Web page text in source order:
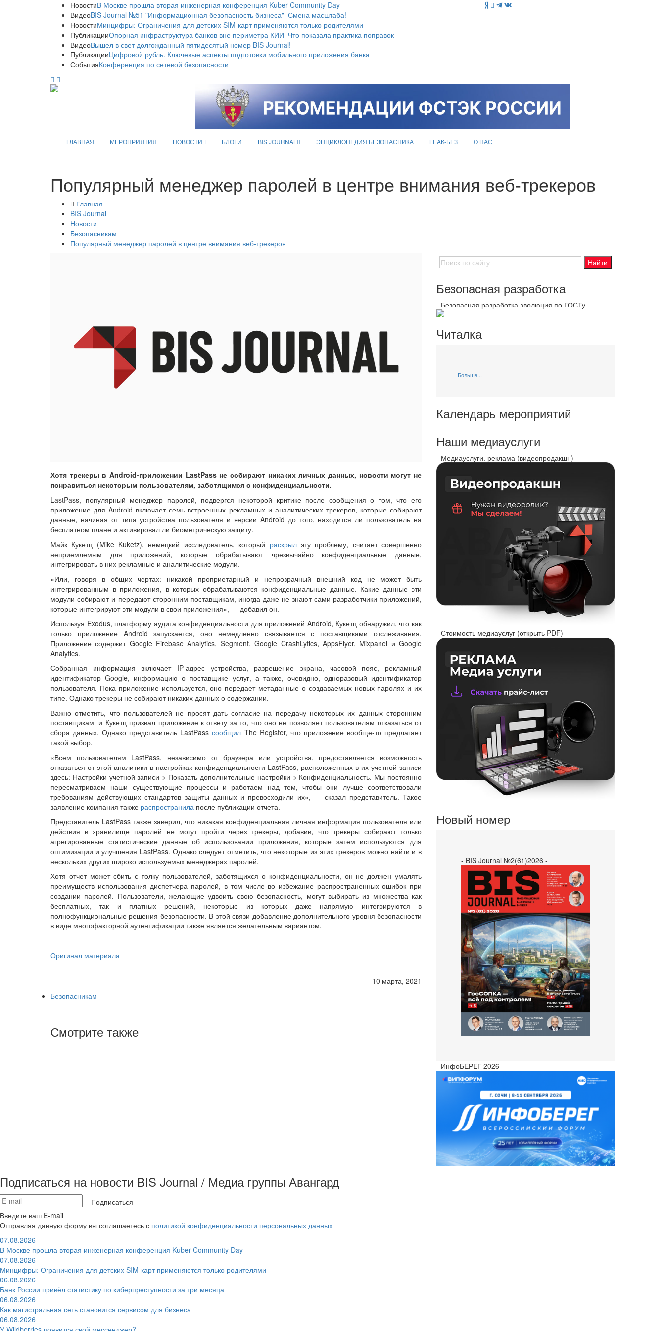
НовостиВ Москве прошла вторая инженерная конференция Kuber Community Day
ВидеоBIS Journal №51 "Информационная безопасность бизнеса". Смена масштаба!
НовостиМинцифры: Ограничения для детских SIM-карт применяются только родителями
ПубликацииОпорная инфраструктура банков вне периметра КИИ. Что показала практика поправок
ВидеоВышел в свет долгожданный пятидесятый номер BIS Journal!
ПубликацииЦифровой рубль. Ключевые аспекты подготовки мобильного приложения банка
СобытияКонференция по сетевой безопасности
ГЛАВНАЯ МЕРОПРИЯТИЯ НОВОСТИ БЛОГИ BIS JOURNAL ЭНЦИКЛОПЕДИЯ БЕЗОПАСНИКА LEAK-БЕЗ О НАС
Популярный менеджер паролей в центре внимания веб-трекеров
Главная
BIS Journal
Новости
Безопасникам
Популярный менеджер паролей в центре внимания веб-трекеров
Хотя трекеры в Android-приложении LastPass не собирают никаких личных данных, новости могут не
понравиться некоторым пользователям, заботящимся о конфиденциальности.
LastPass, популярный менеджер паролей, подвергся некоторой критике после сообщения о том, что его
приложение для Android включает семь встроенных рекламных и аналитических трекеров, которые собирают
данные, начиная от типа устройства пользователя и версии Android до того, находится ли пользователь на
бесплатном плане и активировал ли биометрическую защиту.
Майк Кукетц (Mike Kuketz), немецкий исследователь, который раскрылэту проблему, считает совершенно
неприемлемым для приложений, которые обрабатывают чрезвычайно конфиденциальные данные,
интегрировать в них рекламные и аналитические модули.
«Или, говоря в общих чертах: никакой проприетарный и непрозрачный внешний код не может быть
интегрированным в приложения, в которых обрабатываются конфиденциальные данные. Какие данные эти
модули собирают и передают сторонним поставщикам, иногда даже не знают сами разработчики приложений,
которые интегрируют эти модули в свои приложения», — добавил он.
Используя Exodus, платформу аудита конфиденциальности для приложений Android, Кукетц обнаружил, что как
только приложение Android запускается, оно немедленно связывается с поставщиками отслеживания.
Приложение содержит Google Firebase Analytics, Segment, Google CrashLytics, AppsFlyer, Mixpanel и Google
Analytics.
Собранная информация включает IP-адрес устройства, разрешение экрана, часовой пояс, рекламный
идентификатор Google, информацию о поставщике услуг, а также, очевидно, одноразовый идентификатор
пользователя. Пока приложение используется, оно передает метаданные о создаваемых новых паролях и их
типе. Однако трекеры не собирают никаких данных о содержании.
Важно отметить, что пользователей не просят дать согласие на передачу некоторых их данных сторонним
поставщикам, и Кукетц призвал приложение к ответу за то, что оно не позволяет пользователям отказаться от
сбора данных. Однако представитель LastPassсообщил The Register, что приложение вообще-то предлагает
такой выбор.
«Всем пользователям LastPass, независимо от браузера или устройства, предоставляется возможность
отказаться от этой аналитики в настройках конфиденциальности LastPass, расположенных в их учетной записи
здесь: Настройки учетной записи > Показать дополнительные настройки > Конфиденциальность. Мы постоянно
пересматриваем наши существующие процессы и работаем над тем, чтобы они лучше соответствовали
требованиям действующих стандартов защиты данных и превосходили их», — сказал представитель. Такое
заявление компания также распространила после публикации отчета.
Представитель LastPass также заверил, что никакая конфиденциальная личная информация пользователя или
действия в хранилище паролей не могут пройти через трекеры, добавив, что трекеры собирают только
агрегированные статистические данные об использовании приложения, которые затем используются для
оптимизации и улучшения LastPass. Однако следует отметить, что некоторые из этих трекеров можно найти и в
нескольких других широко используемых менеджерах паролей.
Хотя отчет может сбить с толку пользователей, заботящихся о конфиденциальности, он не должен умалять
преимуществ использования диспетчера паролей, в том числе во избежание распространенных ошибок при
создании паролей. Пользователи, желающие удвоить свою безопасность, могут выбирать из множества как
бесплатных, так и платных решений, некоторые из которых даже напрямую интегрируются в
полнофункциональные решения безопасности. В этой связи добавление дополнительного уровня безопасности
в виде многофакторной аутентификации также является желательным вариантом.
Оригинал материала
10 марта, 2021
Безопасникам
Смотрите также
Безопасная разработка
- Безопасная разработка эволюция по ГОСТу -
Читалка
Больше...
Календарь мероприятий
Наши медиауслуги
- Медиауслуги, реклама (видеопродакшн) -
- Стоимость медиауслуг (открыть PDF) -
Новый номер
- BIS Journal №2(61)2026 -
- ИнфоБЕРЕГ 2026 -
Подписаться на новости BIS Journal / Медиа группы Авангард
Подписаться
Введите ваш E-mail
Отправляя данную форму вы соглашаетесь с политикой конфиденциальности персональных данных
07.08.2026
В Москве прошла вторая инженерная конференция Kuber Community Day
07.08.2026
Минцифры: Ограничения для детских SIM-карт применяются только родителями
06.08.2026
Банк России привёл статистику по киберпреступности за три месяца
06.08.2026
Как магистральная сеть становится сервисом для бизнеса
06.08.2026